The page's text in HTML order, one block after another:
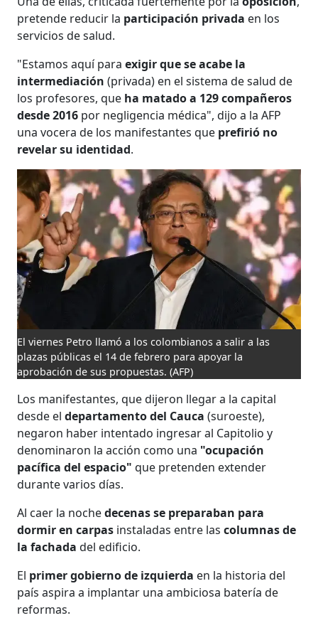
pretende reducir la participación privada en los
servicios de salud.
"Estamos aquí paraexigir que se acabe la
intermediación (privada) en el sistema de salud de
los profesores, que ha matado a 129 compañeros
desde 2016 por negligencia médica", dijo a la AFP
una vocera de los manifestantes que prefirió no
revelar su identidad.
El viernes Petro llamó a los colombianos a salir a las
plazas públicas el 14 de febrero para apoyar la
aprobación de sus propuestas.(AFP)
Los manifestantes, que dijeron llegar a la capital
desde eldepartamento del Cauca (suroeste),
negaron haber intentado ingresar al Capitolio y
denominaron la acción como una "ocupación
pacífica del espacio" que pretenden extender
durante varios días.
Al caer la nochedecenas se preparaban para
dormir en carpas instaladas entre lascolumnas de
la fachada del edificio.
El primer gobierno de izquierda en la historia del
país aspira a implantar una ambiciosa batería de
reformas.